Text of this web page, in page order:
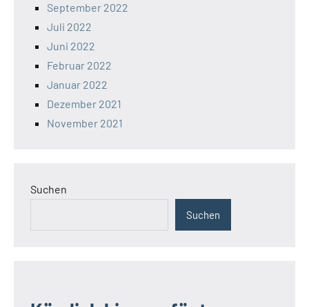
September 2022
Juli 2022
Juni 2022
Februar 2022
Januar 2022
Dezember 2021
November 2021
Suchen
Suchen